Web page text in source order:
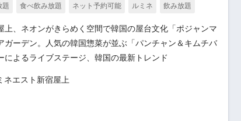
題 食べ飲み放題 ネット予約可能 ルミネ 飲み放題
上、ネオンがきらめく空間で韓国の屋台文化「ポジャンマ
ガーデン。人気の韓国惣菜が並ぶ「パンチャン＆キムチバ
によるライブステージ、韓国の最新トレンド
ネエスト新宿屋上